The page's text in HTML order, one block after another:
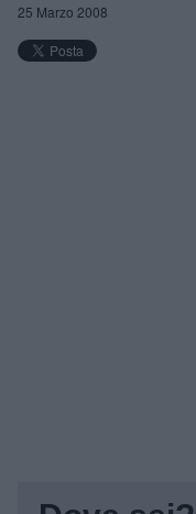
25 Marzo 2008